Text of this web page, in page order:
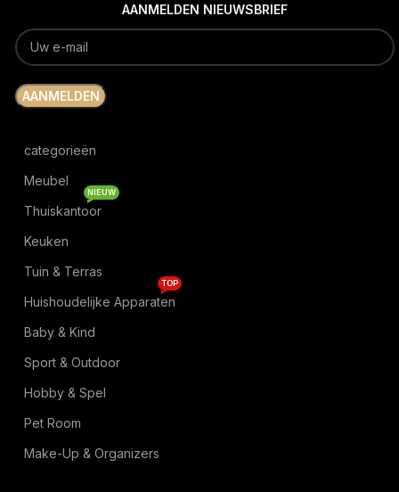
AANMELDEN NIEUWSBRIEF
categorieën
Meubel
Thuiskantoor
NIEUW
Keuken
Tuin & Terras
Huishoudelijke Apparaten
TOP
Baby & Kind
Sport & Outdoor
Hobby & Spel
Pet Room
Make-Up & Organizers